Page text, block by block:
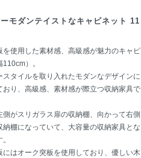
モダンテイストなキャビネット 11
を使用した素材感、高級感が魅力のキャビ
）。
スタイルを取り入れたモダンなデザインに
おり、高級感、素材感が際立つ収納家具で
側がスリガラス扉の収納棚、向かって右側
納棚になっていて、大容量の収納家具とな
にはオーク突板を使用しており、優しい木